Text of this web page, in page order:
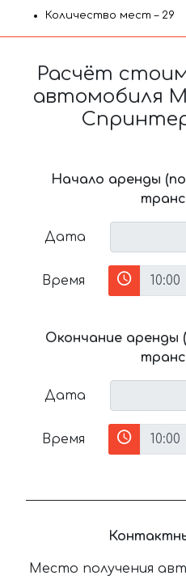
Количество мест – 29
Расчёт
автомобиля
Начало аренды
Дата
Время
Окончание аренды
Дата
Время
Место получения